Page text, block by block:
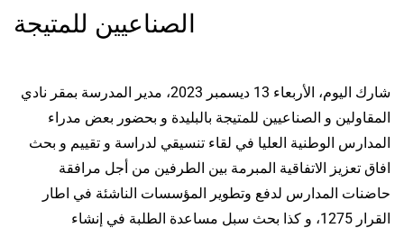
الصناعيين للمتيجة
شارك اليوم، الأربعاء 13 ديسمبر 2023، مدير المدرسة بمقر نادي
المقاولين و الصناعيين للمتيجة بالبليدة و بحضور بعض مدراء
المدارس الوطنية العليا في لقاء تنسيقي لدراسة و تقييم و بحث
افاق تعزيز الاتفاقية المبرمة بين الطرفين من أجل مرافقة
حاضنات المدارس لدفع وتطوير المؤسسات الناشئة في اطار
القرار 1275، و كذا بحث سبل مساعدة الطلبة في إنشاء